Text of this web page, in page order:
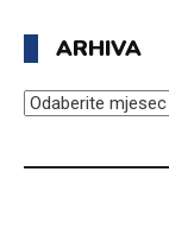
ARHIVA
ARHIVA